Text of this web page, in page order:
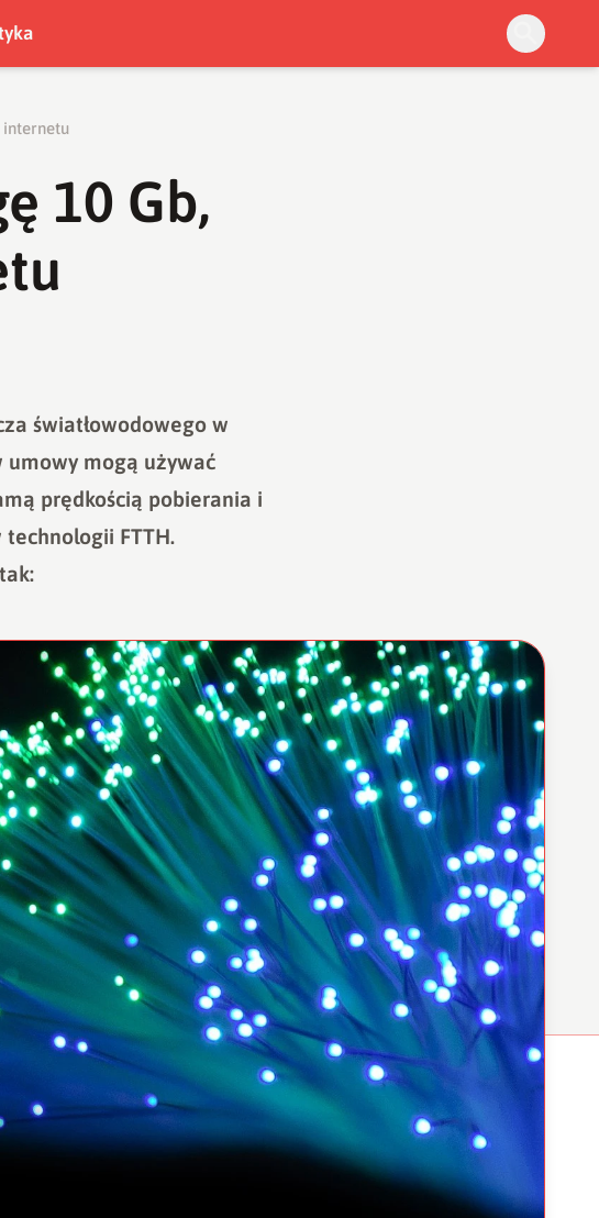
internetu
10 Gb,
światłowodowego w
umowy mogą używać
prędkością pobierania i
FTTH.